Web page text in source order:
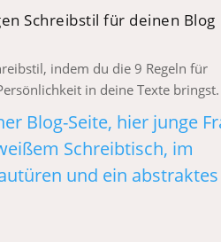
Schreibstil für deinen Blog
indem du die 9 Regeln für
in deine Texte bringst.